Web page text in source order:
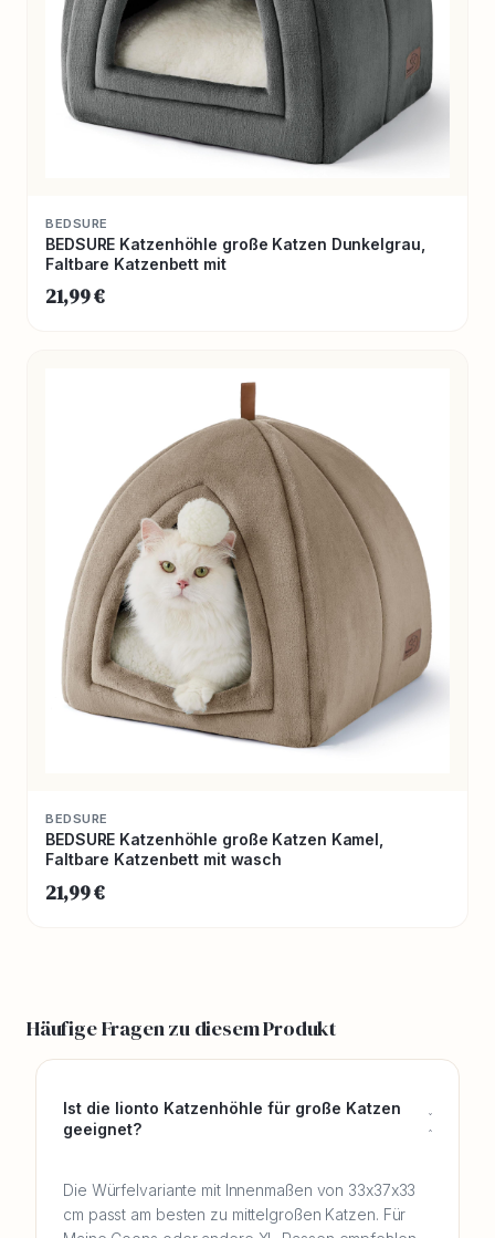
BEDSURE
BEDSURE Katzenhöhle große Katzen Dunkelgrau,
Faltbare Katzenbett mit
21,99 €
BEDSURE
BEDSURE Katzenhöhle große Katzen Kamel,
Faltbare Katzenbett mit wasch
21,99 €
Häufige Fragen zu diesem Produkt
Ist die lionto Katzenhöhle für große Katzen
geeignet?
Die Würfelvariante mit Innenmaßen von 33x37x33
cm passt am besten zu mittelgroßen Katzen. Für